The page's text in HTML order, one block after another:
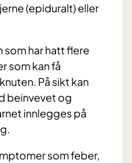
(epiduralt) eller
som har hatt flere
som kan få
På sikt kan
beinvevet og
innlegges på
som feber,